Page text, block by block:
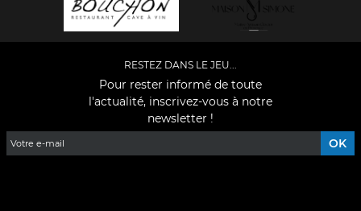
RESTEZ DANS LE JEU...
Pour rester informé de toute
l'actualité, inscrivez-vous à notre
newsletter !